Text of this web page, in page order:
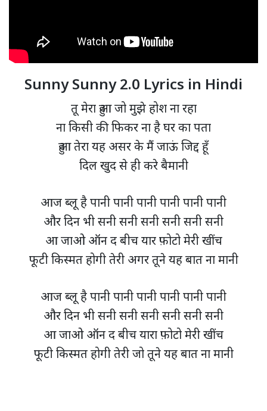
Sunny Sunny 2.0 Lyrics in Hindi
तू मेरा हुआ जो मुझे होश ना रहा
ना किसी की फिकर ना है घर का पता
हुआ तेरा यह असर के मैं जाऊं जिद्द हूँ
दिल खुद से ही करे बैमानी
आज ब्लू है पानी पानी पानी पानी पानी पानी
और दिन भी सनी सनी सनी सनी सनी सनी
आ जाओ ऑन द बीच यार फ़ोटो मेरी खींच
फूटी किस्मत होगी तेरी अगर तूने यह बात ना मानी
आज ब्लू है पानी पानी पानी पानी पानी पानी
और दिन भी सनी सनी सनी सनी सनी सनी
आ जाओ ऑन द बीच यारा फ़ोटो मेरी खींच
फूटी किस्मत होगी तेरी जो तूने यह बात ना मानी